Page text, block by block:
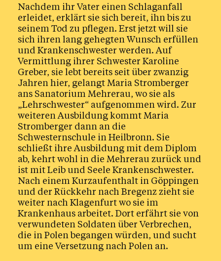
Nachdem ihr Vater einen Schlaganfall
erleidet, erklärt sie sich bereit, ihn bis zu
seinem Tod zu pflegen. Erst jetzt will sie
sich ihren lang gehegten Wunsch erfüllen
und Krankenschwester werden. Auf
Vermittlung ihrer Schwester Karoline
Greber, sie lebt bereits seit über zwanzig
Jahren hier, gelangt Maria Stromberger
ans Sanatorium Mehrerau, wo sie als
„Lehrschwester“ aufgenommen wird. Zur
weiteren Ausbildung kommt Maria
Stromberger dann an die
Schwesternschule in Heilbronn. Sie
schließt ihre Ausbildung mit dem Diplom
ab, kehrt wohl in die Mehrerau zurück und
ist mit Leib und Seele Krankenschwester.
Nach einem Kurzaufenthalt in Göppingen
und der Rückkehr nach Bregenz zieht sie
weiter nach Klagenfurt wo sie im
Krankenhaus arbeitet. Dort erfährt sie von
verwundeten Soldaten über Verbrechen,
die in Polen begangen würden, und sucht
um eine Versetzung nach Polen an.